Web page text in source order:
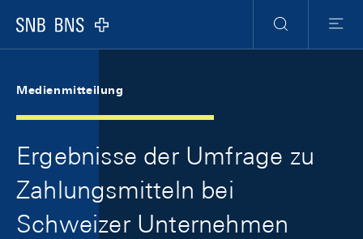
Logo
Suche
Menu
Medienmitteilung
Ergebnisse der Umfrage zu
Zahlungsmitteln bei
Schweizer Unternehmen